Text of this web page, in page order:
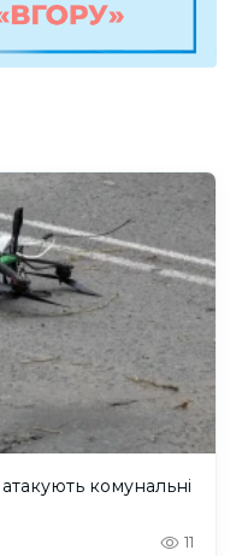
комунальні
11